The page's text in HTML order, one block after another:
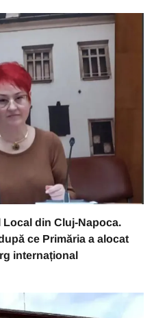
din Cluj-Napoca.
ce Primăria a alocat
internațional